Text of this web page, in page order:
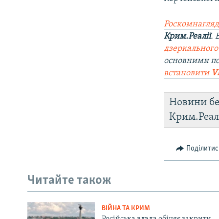
Крим.Реалії.
основними
встановити
Новини
Читайте також
ВІЙНА ТА КРИМ